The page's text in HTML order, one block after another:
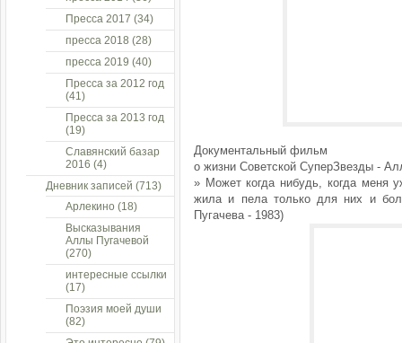
Документальный фильм
о жизни Советской СуперЗвезды -
» Может когда нибудь, когда меня
жила и пела только для них и
Пугачева - 1983)
Пресса 2017 (34)
пресса 2018 (28)
пресса 2019 (40)
Пресса за 2012 год
(41)
Пресса за 2013 год
(19)
Славянский базар
2016 (4)
Дневник записей (713)
Арлекино (18)
Высказывания
Аллы Пугачевой
(270)
интересные ссылки
(17)
Поэзия моей души
(82)